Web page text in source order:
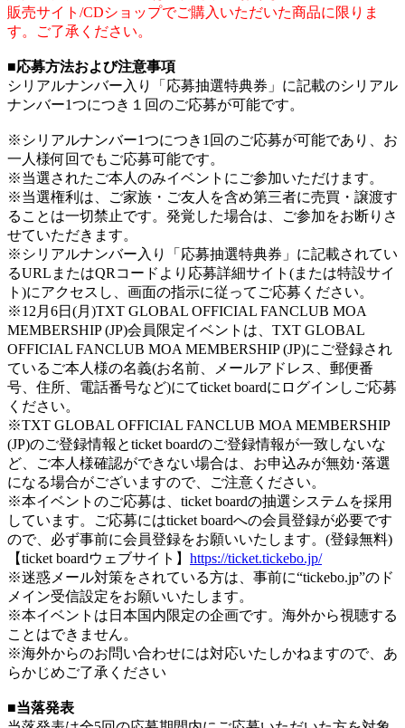
販売サイト/CDショップでご購入いただいた商品に限りま
す。ご了承ください。
■応募方法および注意事項
シリアルナンバー入り「応募抽選特典券」に記載のシリアル
ナンバー1つにつき１回のご応募が可能です。
※シリアルナンバー1つにつき1回のご応募が可能であり、お
一人様何回でもご応募可能です。
※当選されたご本人のみイベントにご参加いただけます。
※当選権利は、ご家族・ご友人を含め第三者に売買・譲渡す
ることは一切禁止です。発覚した場合は、ご参加をお断りさ
せていただきます。
※シリアルナンバー入り「応募抽選特典券」に記載されてい
るURLまたはQRコードより応募詳細サイト(または特設サイ
ト)にアクセスし、画面の指示に従ってご応募ください。
※12月6日(月)TXT GLOBAL OFFICIAL FANCLUB MOA
MEMBERSHIP (JP)会員限定イベントは、TXT GLOBAL
OFFICIAL FANCLUB MOA MEMBERSHIP (JP)にご登録され
ているご本人様の名義(お名前、メールアドレス、郵便番
号、住所、電話番号など)にてticket boardにログインしご応募
ください。
※TXT GLOBAL OFFICIAL FANCLUB MOA MEMBERSHIP
(JP)のご登録情報とticket boardのご登録情報が一致しないな
ど、ご本人様確認ができない場合は、お申込みが無効･落選
になる場合がございますので、ご注意ください。
※本イベントのご応募は、ticket boardの抽選システムを採用
しています。ご応募にはticket boardへの会員登録が必要です
ので、必ず事前に会員登録をお願いいたします。(登録無料)
【ticket boardウェブサイト】 https://ticket.tickebo.jp/
※迷惑メール対策をされている方は、事前に“tickebo.jp”のド
メイン受信設定をお願いいたします。
※本イベントは日本国内限定の企画です。海外から視聴する
ことはできません。
※海外からのお問い合わせには対応いたしかねますので、あ
らかじめご了承ください
■当落発表